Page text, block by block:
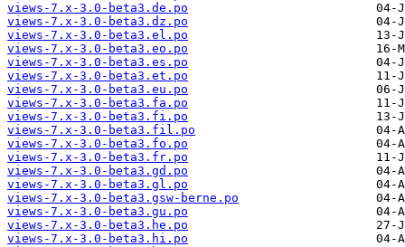
views-7.x-3.0-beta3.de.po
views-7.x-3.0-beta3.dz.po
views-7.x-3.0-beta3.el.po
views-7.x-3.0-beta3.eo.po
views-7.x-3.0-beta3.es.po
views-7.x-3.0-beta3.et.po
views-7.x-3.0-beta3.eu.po
views-7.x-3.0-beta3.fa.po
views-7.x-3.0-beta3.fi.po
views-7.x-3.0-beta3.fil.po
views-7.x-3.0-beta3.fo.po
views-7.x-3.0-beta3.fr.po
views-7.x-3.0-beta3.gd.po
views-7.x-3.0-beta3.gl.po
views-7.x-3.0-beta3.gsw-berne.po
views-7.x-3.0-beta3.gu.po
views-7.x-3.0-beta3.he.po
views-7.x-3.0-beta3.hi.po